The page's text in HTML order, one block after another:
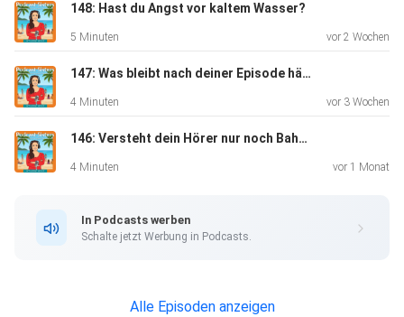
nicht vorwärts kommst
finden
148: Hast du Angst vor kaltem Wasser?
5 Minuten vor 2 Wochen
147: Was bleibt nach deiner Episode hängen?
4 Minuten vor 3 Wochen
146: Versteht dein Hörer nur noch Bahnhof?
4 Minuten vor 1 Monat
In Podcasts werben
Schalte jetzt Werbung in Podcasts.
Alle Episoden anzeigen